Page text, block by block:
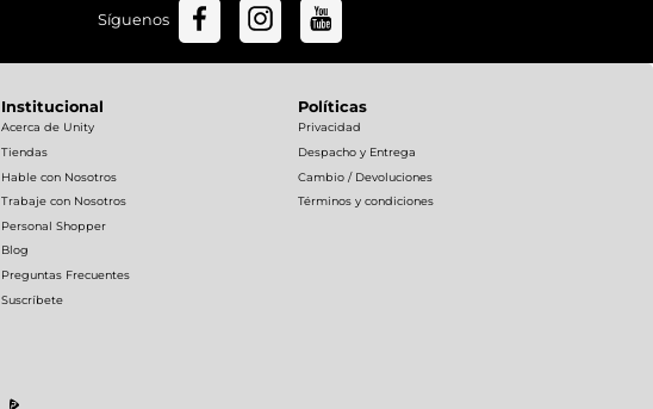
Síguenos
Institucional
Acerca de Unity
Tiendas
Hable con Nosotros
Trabaje con Nosotros
Personal Shopper
Blog
Preguntas Frecuentes
Suscríbete
Políticas
Privacidad
Despacho y Entrega
Cambio / Devoluciones
Términos y condiciones